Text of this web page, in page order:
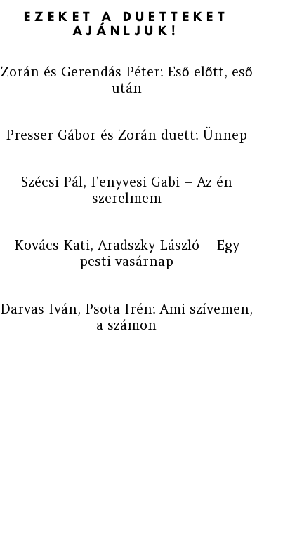
EZEKET A DUETTEKET
AJÁNLJUK!
Zorán és Gerendás Péter: Eső előtt, eső
után
Presser Gábor és Zorán duett: Ünnep
Szécsi Pál, Fenyvesi Gabi – Az én
szerelmem
Kovács Kati, Aradszky László – Egy
pesti vasárnap
Darvas Iván, Psota Irén: Ami szívemen,
a számon